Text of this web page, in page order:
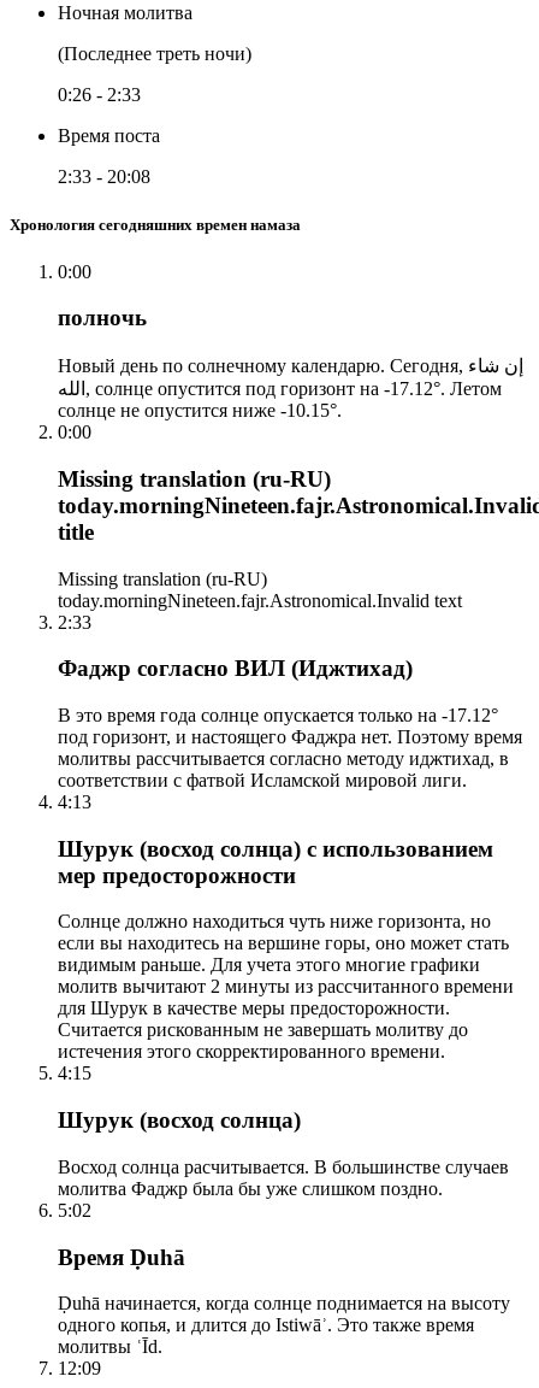
Ночная молитва
(Последнее треть ночи)
0:26 - 2:33
Время поста
2:33 - 20:08
Хронология сегодняшних времен намаза
0:00
полночь
Новый день по солнечному календарю. Сегодня, إن شاء
الله, солнце опустится под горизонт на -17.12°. Летом
солнце не опустится ниже -10.15°.
0:00
Missing translation (ru-RU)
title
Missing translation (ru-RU)
today.morningNineteen.fajr.Astronomical.Invalid text
2:33
Фаджр согласно ВИЛ (Иджтихад)
В это время года солнце опускается только на -17.12°
под горизонт, и настоящего Фаджра нет. Поэтому время
молитвы рассчитывается согласно методу иджтихад, в
соответствии с фатвой Исламской мировой лиги.
4:13
Шурук (восход солнца) с использованием
мер предосторожности
Солнце должно находиться чуть ниже горизонта, но
если вы находитесь на вершине горы, оно может стать
видимым раньше. Для учета этого многие графики
молитв вычитают 2 минуты из рассчитанного времени
для Шурук в качестве меры предосторожности.
Считается рискованным не завершать молитву до
истечения этого скорректированного времени.
4:15
Шурук (восход солнца)
Восход солнца расчитывается. В большинстве случаев
молитва Фаджр была бы уже слишком поздно.
5:02
Время Ḍuhā
Ḍuhā начинается, когда солнце поднимается на высоту
одного копья, и длится до Istiwāʾ. Это также время
молитвы ʿĪd.
12:09